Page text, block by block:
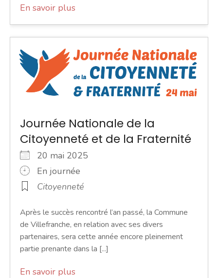
En savoir plus
Journée Nationale de la
Citoyenneté et de la Fraternité
20 mai 2025
En journée
Citoyenneté
Après le succès rencontré l’an passé, la Commune
de Villefranche, en relation avec ses divers
partenaires, sera cette année encore pleinement
partie prenante dans la [...]
En savoir plus